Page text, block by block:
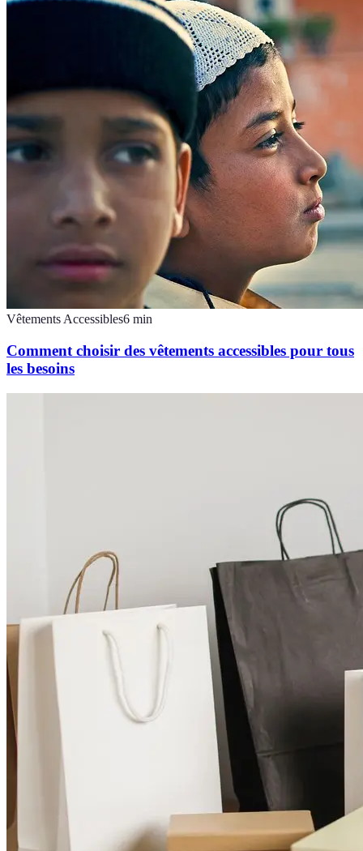
Vêtements Accessibles6 min
Comment choisir des vêtements accessibles pour tous
les besoins